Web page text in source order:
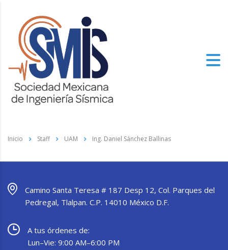
Inicio Staff UAM Ing. Daniel Sánchez Ballinas
Camino Santa Teresa # 187 Desp 12, Col. Parques del
Pedregal, Tlalpan. C.P. 14010 México D.F.
A tus órdenes de:
Lun–Vie: 9:00 AM–6:00 PM